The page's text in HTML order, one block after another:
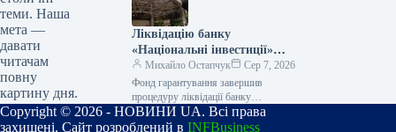
теми. Наша
мета —
давати
читачам
повну
картину дня.
експорту сільськогосподарської
продукції через…
Ліквідацію банку
«Національні інвестиції»
завершено Фондом
гарантування
Михайло Остапчук
Сер 7, 2026
Фонд гарантування завершив
процедуру ліквідації банку
«Національні інвестиції» 06.08.2026
12:22 Укрінформ Гарантійний фонд
Copyright © 2026 - НОВИНИ UA. Всі права
захищені. Сайт розроблений в INFBusiness